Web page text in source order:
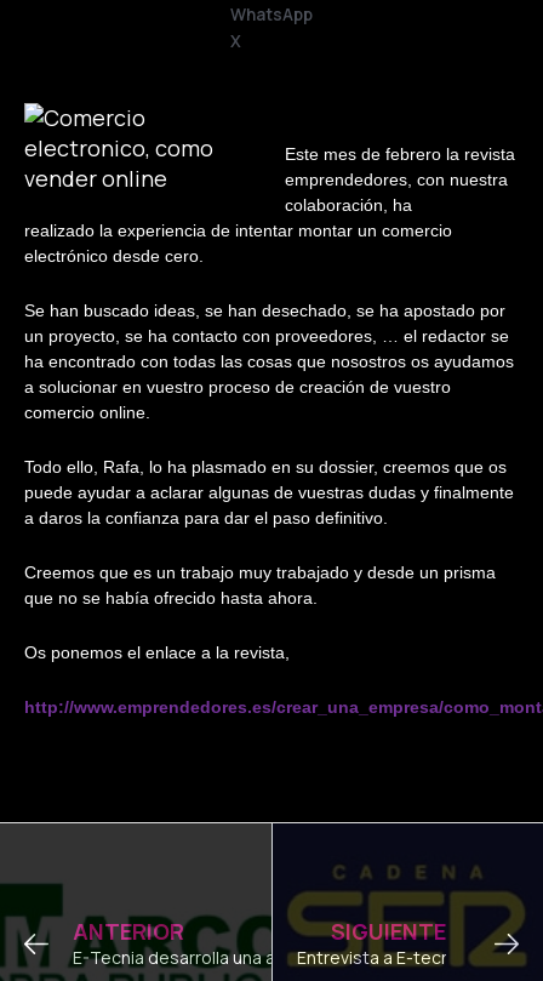
WhatsApp
X
Este mes de febrero la revista
emprendedores, con nuestra
colaboración, ha
realizado la experiencia de intentar montar un comercio
electrónico desde cero.
Se han buscado ideas, se han desechado, se ha apostado por
un proyecto, se ha contacto con proveedores, … el redactor se
ha encontrado con todas las cosas que nosostros os ayudamos
a solucionar en vuestro proceso de creación de vuestro
comercio online.
Todo ello, Rafa, lo ha plasmado en su dossier, creemos que os
puede ayudar a aclarar algunas de vuestras dudas y finalmente
a daros la confianza para dar el paso definitivo.
Creemos que es un trabajo muy trabajado y desde un prisma
que no se había ofrecido hasta ahora.
Os ponemos el enlace a la revista,
http://www.emprendedores.es/crear_una_empresa/
Ant
ANTERIOR
E-Tecnia desarrolla una arquitectura de control y
SIGUIENTE
Entrevista a E-tecnia